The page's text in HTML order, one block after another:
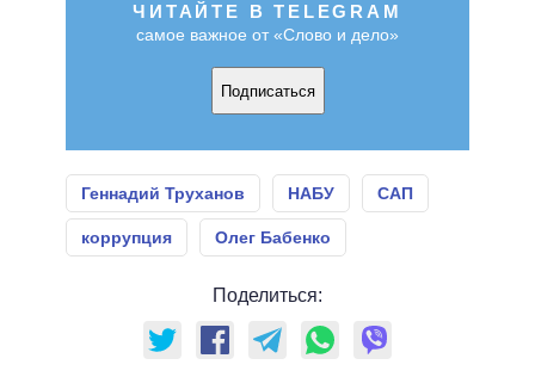
ЧИТАЙТЕ В TELEGRAM
самое важное от «Слово и дело»
Подписаться
Геннадий Труханов НАБУ САП
коррупция Олег Бабенко
Поделиться: